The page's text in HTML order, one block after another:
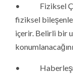
• Fiziksel
fiziksel
içerir. Belirli bir
• Haberleşme